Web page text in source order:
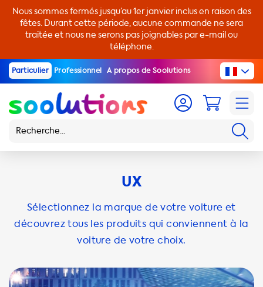
Nous sommes fermés jusqu’au 1er janvier inclus en raison des
fêtes. Durant cette période, aucune commande ne sera
traitée et nous ne serons pas joignables par e-mail ou
téléphone.
Particulier Professionnel A propos de Soolutions
UX
Sélectionnez la marque de votre voiture et
découvrez tous les produits qui conviennent à la
voiture de votre choix.